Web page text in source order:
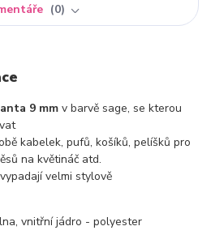
0
9 mm v barvě sage, se kterou
kabelek, pufů, košíků, pelíšků pro
na květináč atd.
velmi stylově
vnitřní jádro - polyester